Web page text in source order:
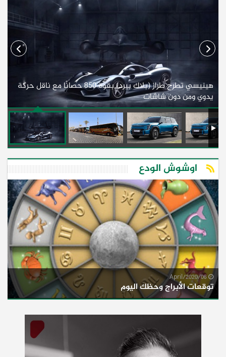
هينيسي تطرح طراز (بلاك بيرد) بقوة 850 حصانًا مع ناقل حركة
يدوي ومن دون شاشات
اوشوش الودع
توقعات الأبراج وحظك اليوم